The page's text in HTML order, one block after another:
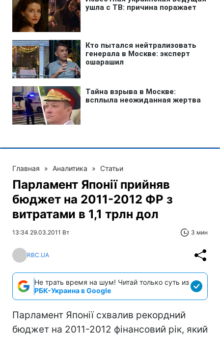
Главная » Аналитика » Статьи
Парламент Японії прийняв
бюджет на 2011-2012 ФР з
витратами в 1,1 трлн дол
13:34 29.03.2011 Вт 3 мин
RBC.UA
Не трать время на шум! Читай только суть из
РБК-Украина в Google
Парламент Японії схвалив рекордний
бюджет на 2011-2012 фінансовий рік, який